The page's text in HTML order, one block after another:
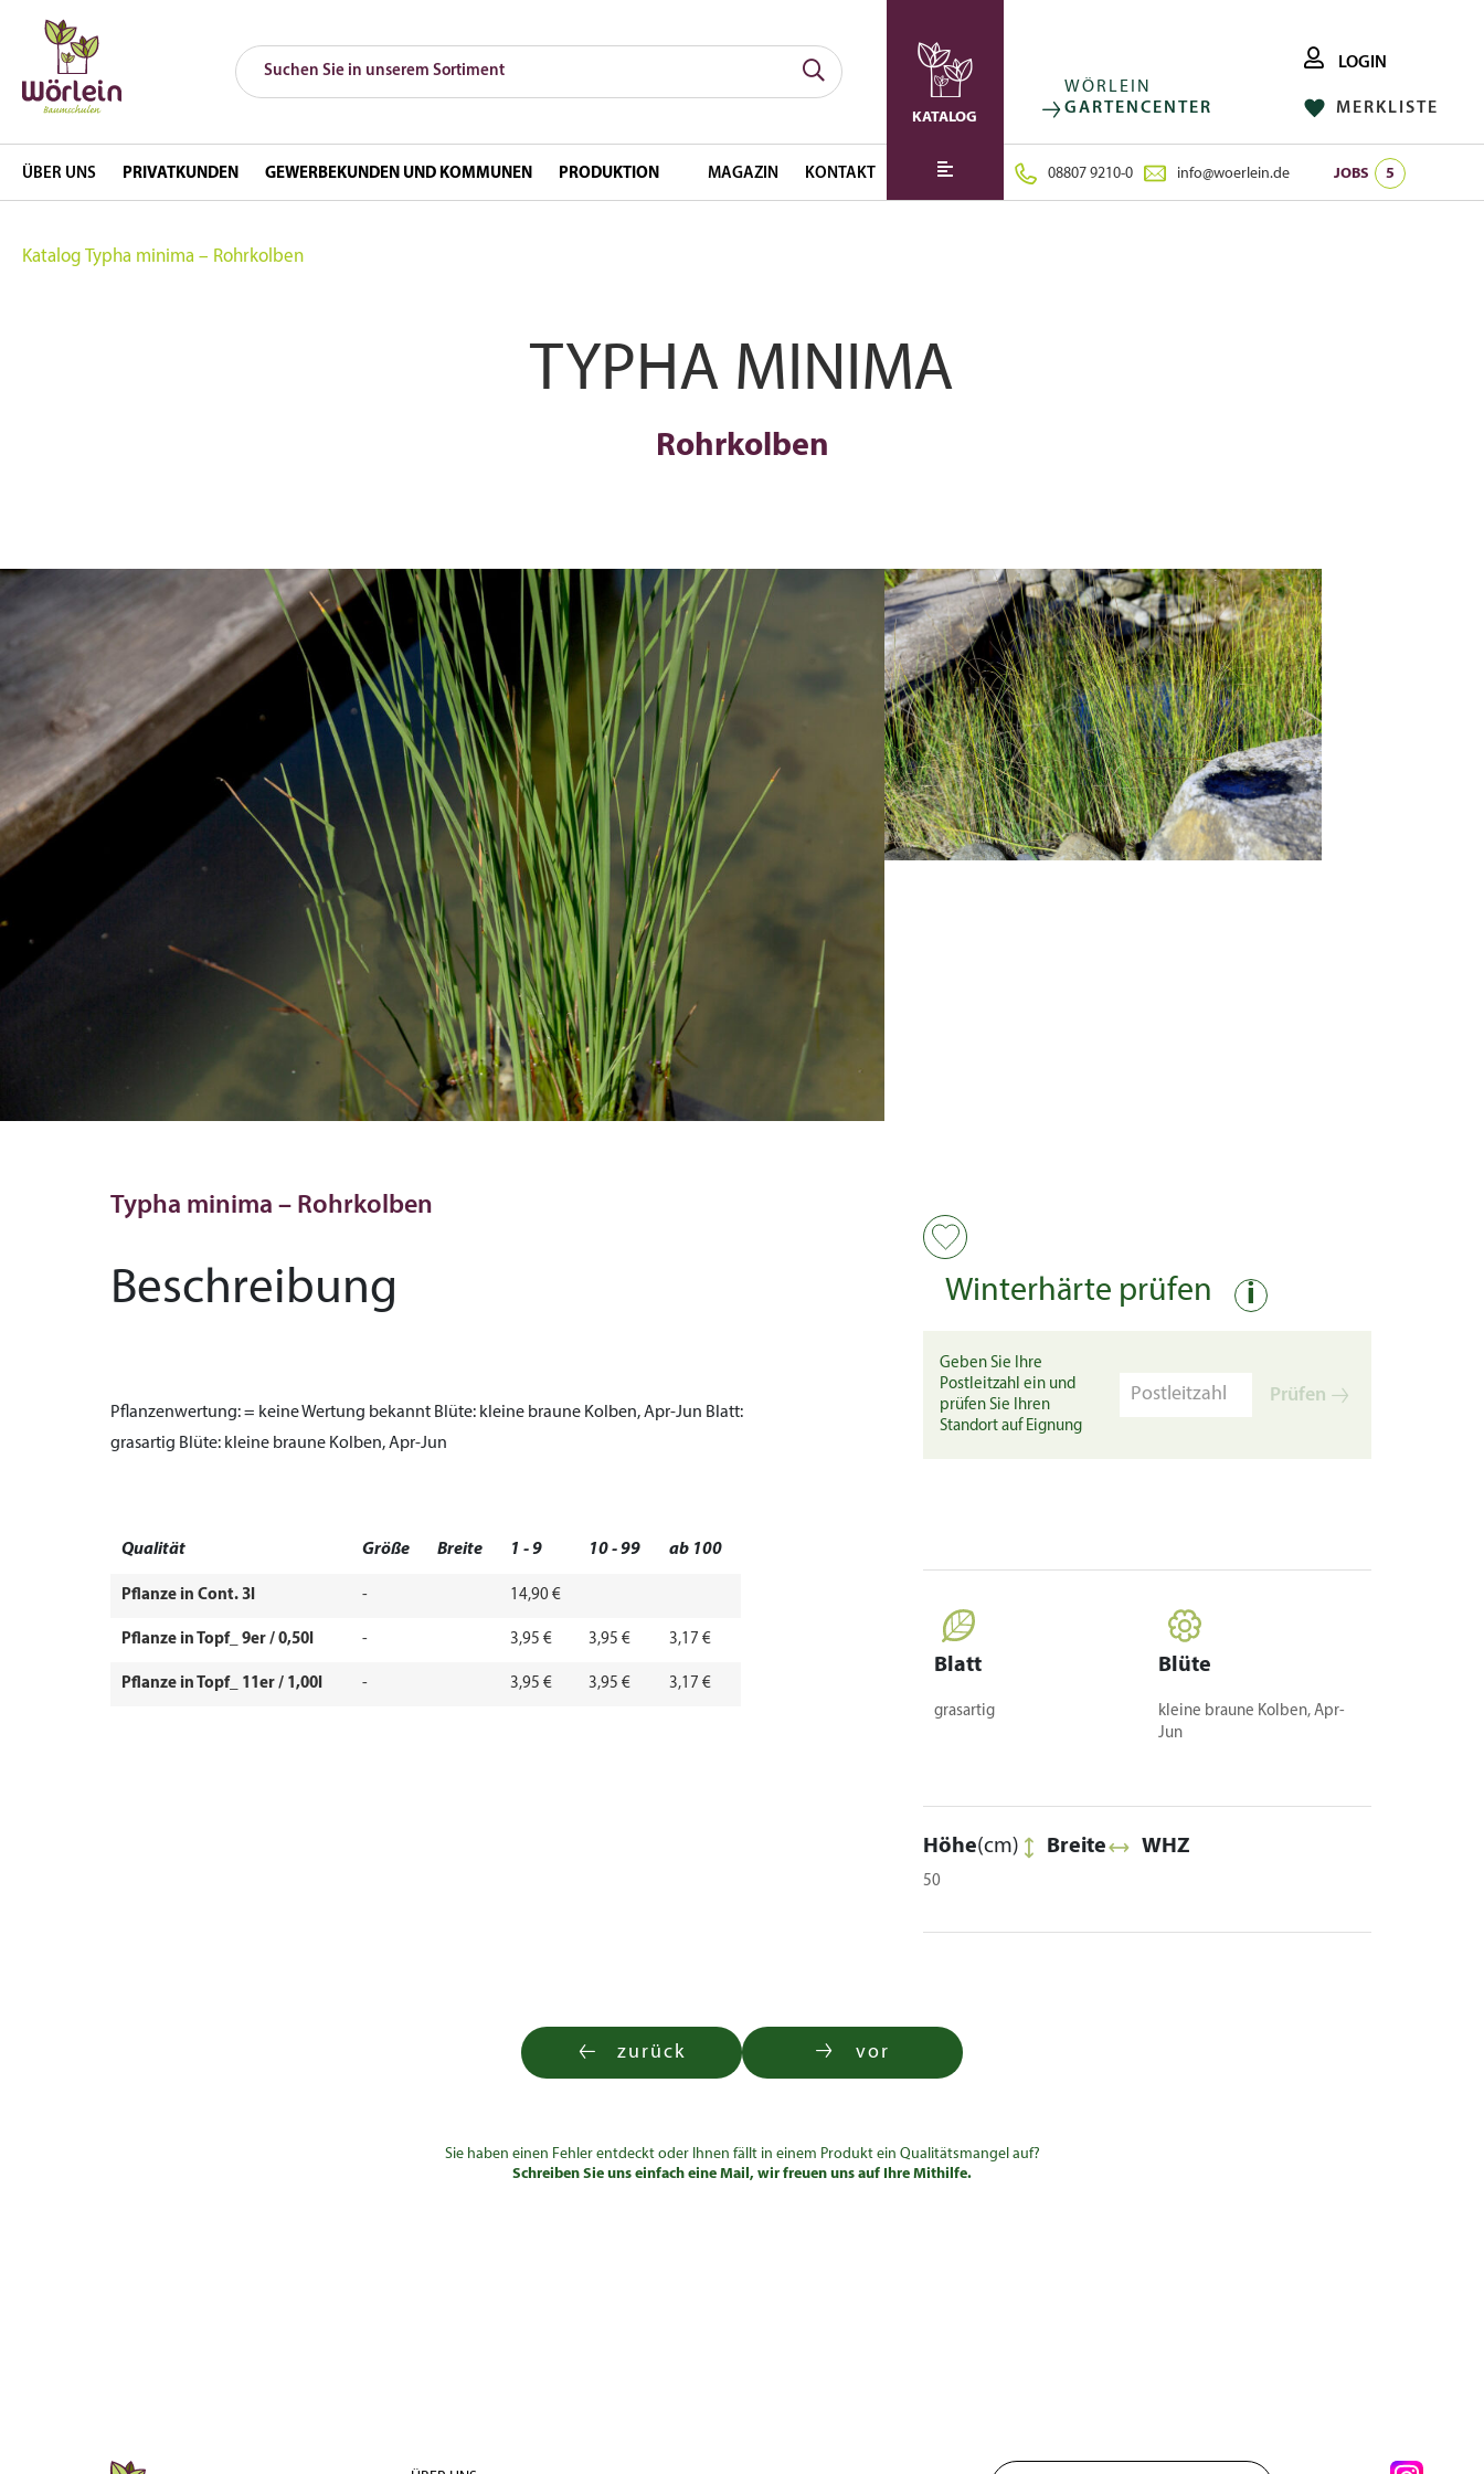
KATALOG
ÜBER UNS PRIVATKUNDEN GEWERBEKUNDEN UND KOMMUNEN PRODUKTION MAGAZIN KONTAKT
WÖRLEIN
GARTENCENTER
LOGIN
MERKLISTE
08807 9210-0 info@woerlein.de JOBS 5
FOLGE UNS AUF: INSTAGRAM FACEBOOK
Katalog Typha minima – Rohrkolben
TYPHA MINIMA
Rohrkolben
Typha minima – Rohrkolben
Beschreibung
Pflanzenwertung:= keine Wertung bekannt Blüte: kleine braune Kolben, Apr-Jun Blatt:
grasartig Blüte: kleine braune Kolben, Apr-Jun
Qualität Größe Breite 1 - 9 10 - 99 ab 100
Pflanze in Cont. 3l - 14,90 €
Pflanze in Topf_ 9er / 0,50l - 3,95 € 3,95 € 3,17 €
Pflanze in Topf_ 11er / 1,00l - 3,95 € 3,95 € 3,17 €
Winterhärte prüfen i
Geben Sie Ihre
Postleitzahl ein und
prüfen Sie Ihren
Standort auf Eignung
Prüfen
Blatt
grasartig
Blüte
kleine braune Kolben, Apr-
Jun
Höhe(cm)
50
Breite WHZ
zurück vor
Sie haben einen Fehler entdeckt oder Ihnen fällt in einem Produkt ein Qualitätsmangel auf?
Schreiben Sie uns einfach eine Mail, wir freuen uns auf Ihre Mithilfe.